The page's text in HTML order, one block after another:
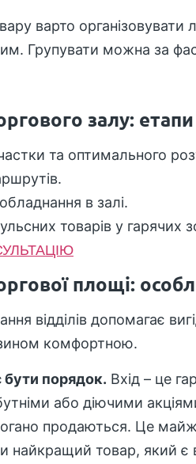
варто
Групувати можна за
залу: етапи
та оптимального
в залі.
товарів у гарячих
площі:
відділів допомагає
комфортною.
бути порядок. Вхід – це
або діючими
продаються. Це
найкращий товар, який є